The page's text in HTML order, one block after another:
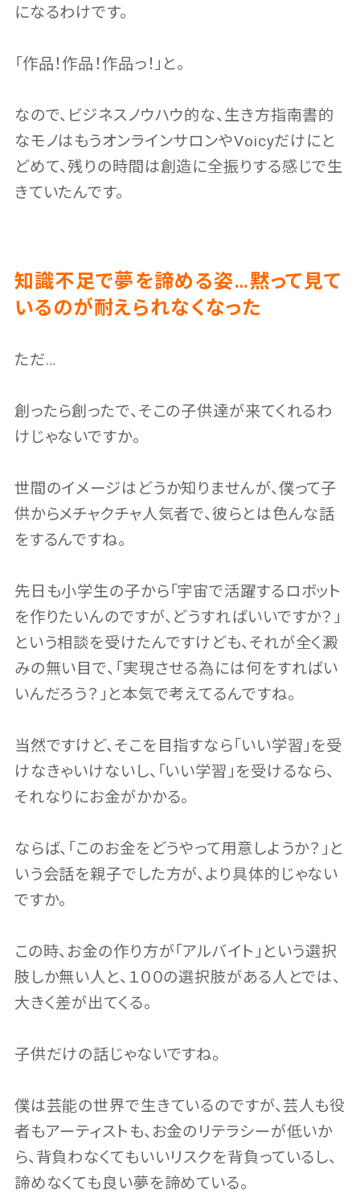
になるわけです。
「作品！作品！作品っ！」と。
なので、ビジネスノウハウ的な、生き方指南書的
なモノはもうオンラインサロンやVoicyだけにと
どめて、残りの時間は創造に全振りする感じで生
きていたんです。
知識不足で夢を諦める姿…黙って見て
いるのが耐えられなくなった
ただ…
創ったら創ったで、そこの子供達が来てくれるわ
けじゃないですか。
世間のイメージはどうか知りませんが、僕って子
供からメチャクチャ人気者で、彼らとは色んな話
をするんですね。
先日も小学生の子から「宇宙で活躍するロボット
を作りたいんのですが、どうすればいいですか？」
という相談を受けたんですけども、それが全く澱
みの無い目で、「実現させる為には何をすればい
いんだろう？」と本気で考えてるんですね。
当然ですけど、そこを目指すなら「いい学習」を受
けなきゃいけないし、「いい学習」を受けるなら、
それなりにお金がかかる。
ならば、「このお金をどうやって用意しようか？」と
いう会話を親子でした方が、より具体的じゃない
ですか。
この時、お金の作り方が「アルバイト」という選択
肢しか無い人と、１００の選択肢がある人とでは、
大きく差が出てくる。
子供だけの話じゃないですね。
僕は芸能の世界で生きているのですが、芸人も役
者もアーティストも、お金のリテラシーが低いか
ら、背負わなくてもいいリスクを背負っているし、
諦めなくても良い夢を諦めている。